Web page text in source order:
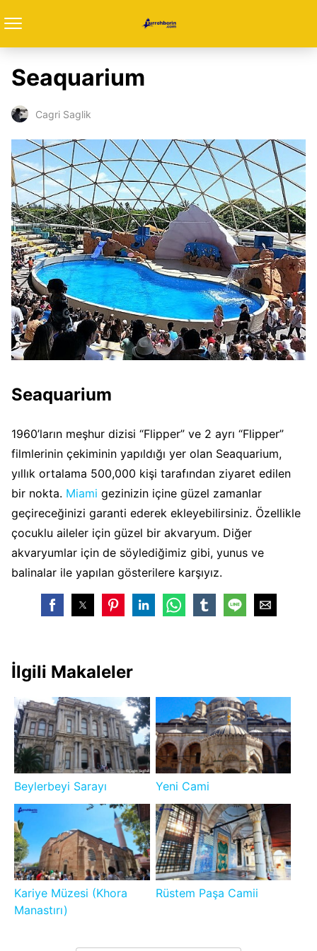
Seaquarium
Cagri Saglik
Seaquarium
1960’ların meşhur dizisi “Flipper” ve 2 ayrı “Flipper”
filmlerinin çekiminin yapıldığı yer olan Seaquarium,
yıllık ortalama 500,000 kişi tarafından ziyaret edilen
bir nokta. Miami gezinizin içine güzel zamanlar
geçireceğinizi garanti ederek ekleyebilirsiniz. Özellikle
çocuklu aileler için güzel bir akvaryum. Diğer
akvaryumlar için de söylediğimiz gibi, yunus ve
balinalar ile yapılan gösterilere karşıyız.
İlgili Makaleler
Beylerbeyi Sarayı Yeni Cami
Kariye Müzesi (Khora
Manastırı)
Rüstem Paşa Camii